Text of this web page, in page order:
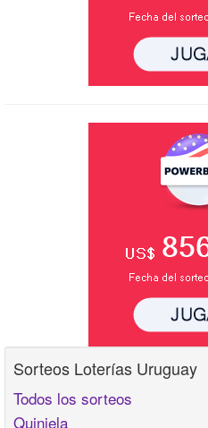
Sorteos Loterías Uruguay
Todos los sorteos
Quiniela